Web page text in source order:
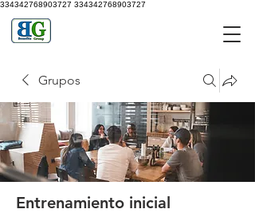
334342768903727 334342768903727
Grupos
Entrenamiento inicial